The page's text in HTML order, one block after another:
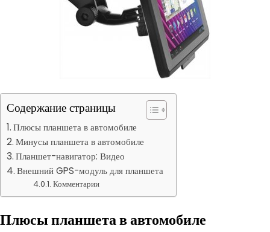
Содержание страницы
Плюсы планшета в автомобиле
Минусы планшета в автомобиле
Планшет-навигатор: Видео
Внешний GPS-модуль для планшета
Комментарии
Плюсы планшета в автомобиле